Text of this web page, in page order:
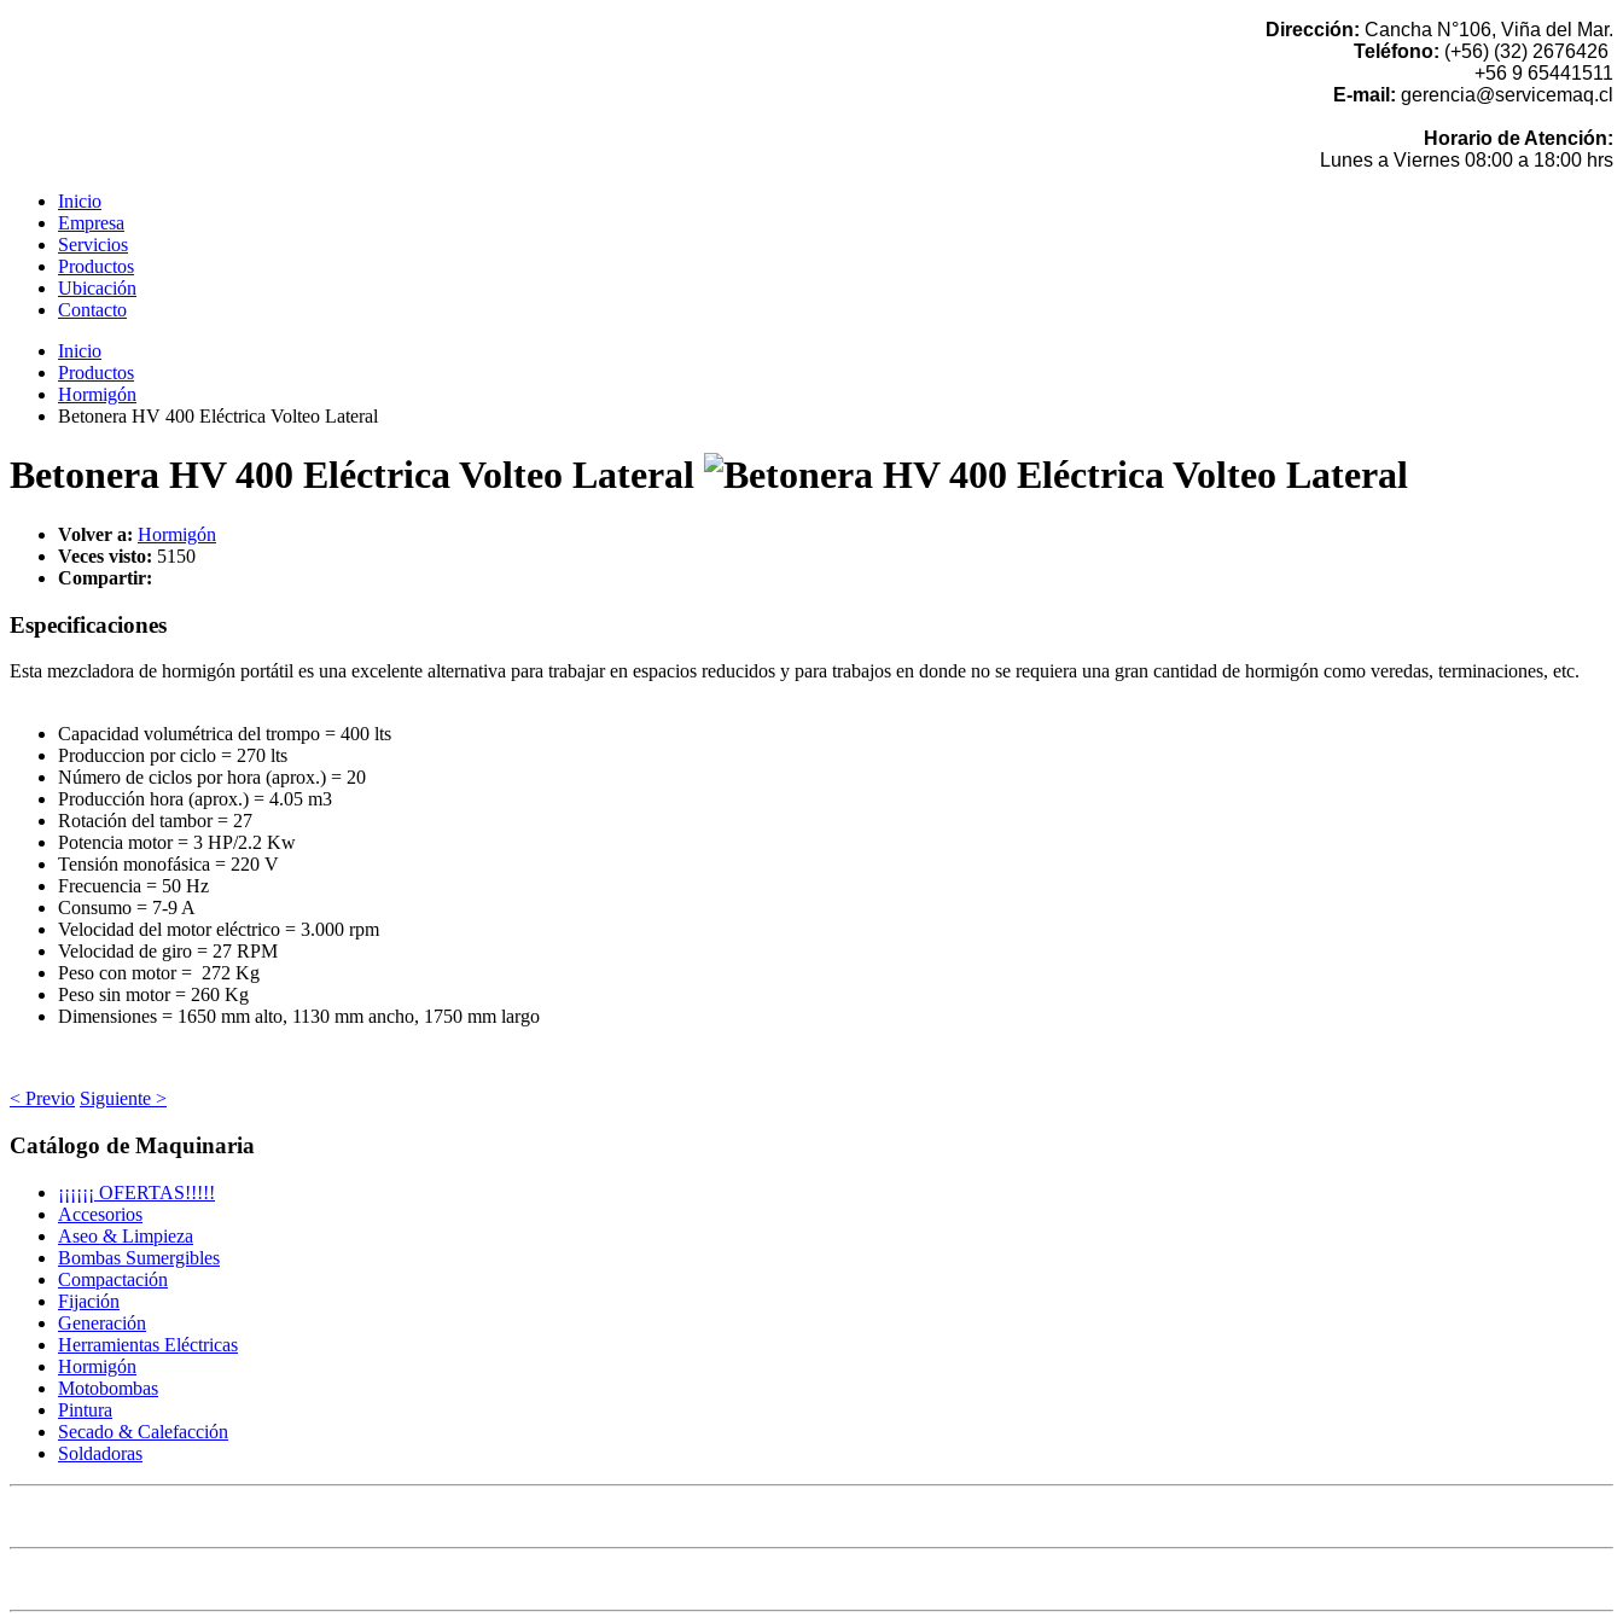
Dirección: Cancha N°106, Viña del Mar.
Teléfono: (+56) (32) 2676426
+56 9 65441511
E-mail: gerencia@servicemaq.cl
Horario de Atención:
Lunes a Viernes 08:00 a 18:00 hrs
Inicio
Empresa
Servicios
Productos
Ubicación
Contacto
Inicio
Productos
Hormigón
Betonera HV 400 Eléctrica Volteo Lateral
Betonera HV 400 Eléctrica Volteo Lateral
Volver a: Hormigón
Veces visto: 5150
Compartir:
Especificaciones
Esta mezcladora de hormigón portátil es una excelente alternativa para trabajar en espacios reducidos y para trabajos en donde no se requiera una gran cantidad de hormigón como veredas, terminaciones, etc.
Capacidad volumétrica del trompo = 400 lts
Produccion por ciclo = 270 lts
Número de ciclos por hora (aprox.) = 20
Producción hora (aprox.) = 4.05 m3
Rotación del tambor = 27
Potencia motor = 3 HP/2.2 Kw
Tensión monofásica = 220 V
Frecuencia = 50 Hz
Consumo = 7-9 A
Velocidad del motor eléctrico = 3.000 rpm
Velocidad de giro = 27 RPM
Peso con motor = 272 Kg
Peso sin motor = 260 Kg
Dimensiones = 1650 mm alto, 1130 mm ancho, 1750 mm largo
< Previo Siguiente >
Catálogo de Maquinaria
¡¡¡¡¡¡ OFERTAS!!!!!
Accesorios
Aseo & Limpieza
Bombas Sumergibles
Compactación
Fijación
Generación
Herramientas Eléctricas
Hormigón
Motobombas
Pintura
Secado & Calefacción
Soldadoras